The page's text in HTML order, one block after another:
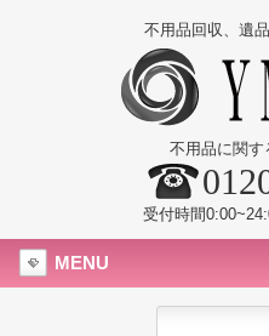
不用品回収、遺
不用品に関す
受付時間
MENU